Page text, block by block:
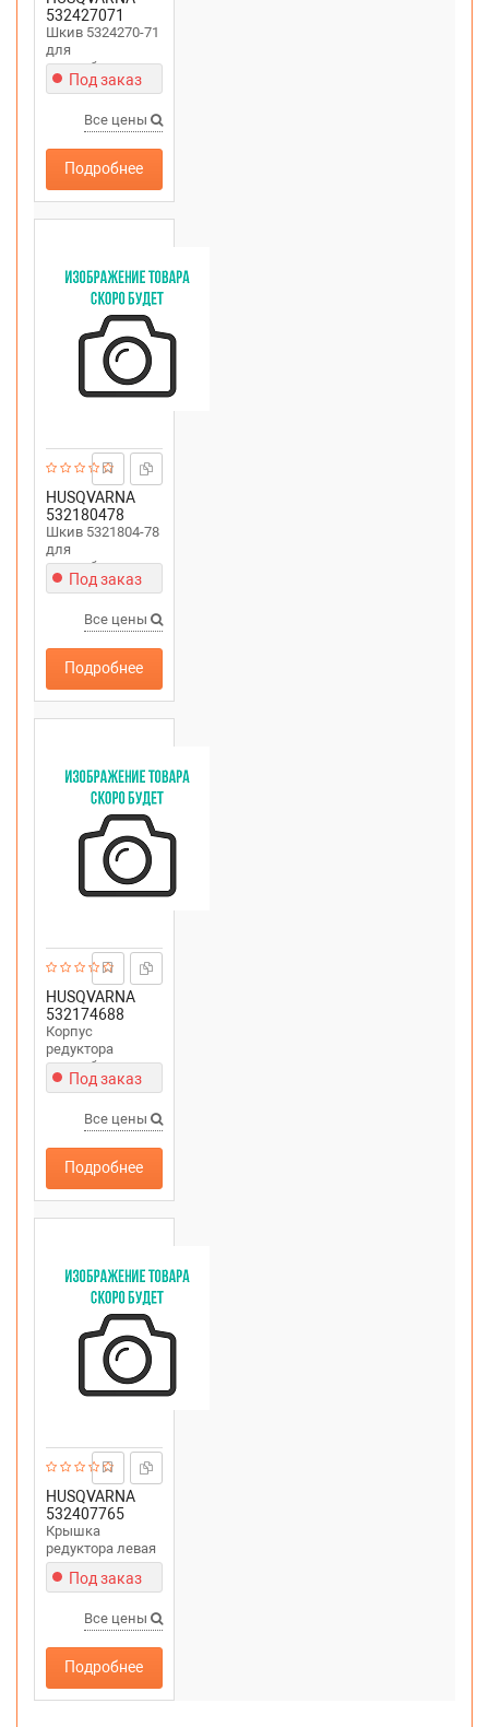
532427071
Шкив 5324270-71
для
снегоуборщика
PARTNER SB27
Под заказ
Все цены
Подробнее
HUSQVARNA
532180478
Шкив 5321804-78
для
снегоуборщика
PARTNER SB27
Под заказ
Все цены
Подробнее
HUSQVARNA
532174688
Корпус
редуктора
снегоуборщика
правая часть для
PARTNER SB27
Под заказ
Все цены
Подробнее
HUSQVARNA
532407765
Крышка
редуктора левая
для
снегоуборщика
Под заказ
Все цены
Подробнее